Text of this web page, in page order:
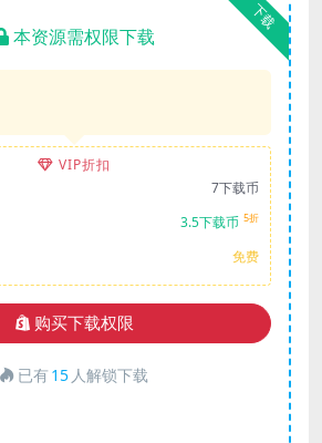
下载
本资源需权限下载
VIP折扣
7下载币
3.5下载币 5折
免费
购买下载权限
已有15 人解锁下载